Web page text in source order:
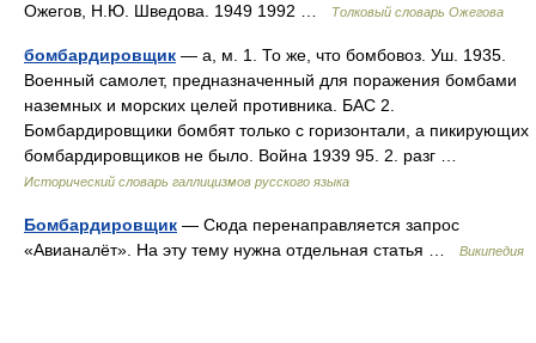
Ожегов, Н.Ю. Шведова. 1949 1992 …
Толковый словарь Ожегова
бомбардировщик — а, м. 1. То же, что бомбовоз. Уш. 1935.
Военный самолет, предназначенный для поражения бомбами
наземных и морских целей противника. БАС 2.
Бомбардировщики бомбят только с горизонтали, а пикирующих
бомбардировщиков не было. Война 1939 95. 2. разг …
Исторический словарь галлицизмов русского языка
Бомбардировщик — Сюда перенаправляется запрос
«Авианалёт». На эту тему нужна отдельная статья …
Википедия